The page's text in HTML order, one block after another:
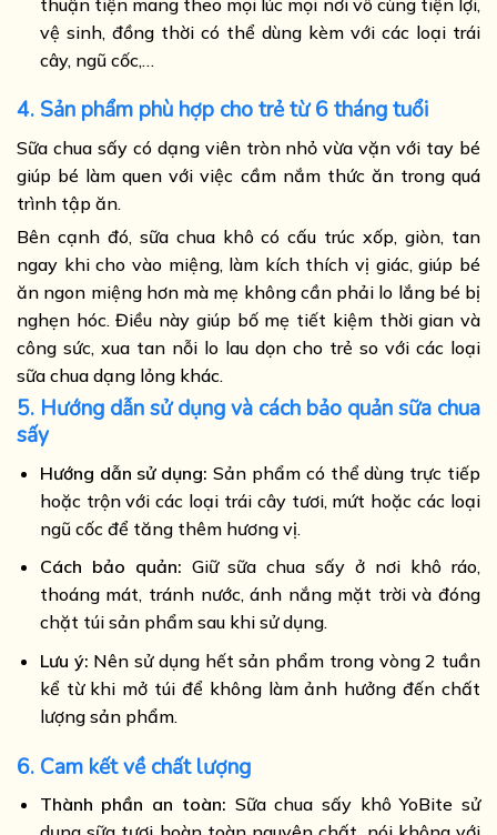
vệ sinh, đồng thời có thể dùng kèm với các loại trái
cây, ngũ cốc,…
4. Sản phẩm phù hợp cho trẻ từ 6 tháng tuổi
Sữa chua sấy có dạng viên tròn nhỏ vừa vặn với tay bé
giúp bé làm quen với việc cầm nắm thức ăn trong quá
trình tập ăn.
Bên cạnh đó, sữa chua khô có cấu trúc xốp, giòn, tan
ngay khi cho vào miệng, làm kích thích vị giác, giúp bé
ăn ngon miệng hơn mà mẹ không cần phải lo lắng bé bị
nghẹn hóc. Điều này giúp bố mẹ tiết kiệm thời gian và
công sức, xua tan nỗi lo lau dọn cho trẻ so với các loại
sữa chua dạng lỏng khác.
5. Hướng dẫn sử dụng và cách bảo quản sữa chua
sấy
Hướng dẫn sử dụng: Sản phẩm có thể dùng trực tiếp
hoặc trộn với các loại trái cây tươi, mứt hoặc các loại
ngũ cốc để tăng thêm hương vị.
Cách bảo quản: Giữ sữa chua sấy ở nơi khô ráo,
thoáng mát, tránh nước, ánh nắng mặt trời và đóng
chặt túi sản phẩm sau khi sử dụng.
Lưu ý: Nên sử dụng hết sản phẩm trong vòng 2 tuần
kể từ khi mở túi để không làm ảnh hưởng đến chất
lượng sản phẩm.
6. Cam kết về chất lượng
Thành phần an toàn: Sữa chua sấy khô YoBite sử